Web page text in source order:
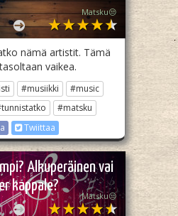
Matsku😒
nämä artistit. Tämä
vaikea.
#musiikki
#music
#matsku
Twiittaa
Alkuperäinen vai
kappale?
Matsku😒